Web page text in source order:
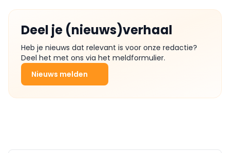
Deel je (nieuws)verhaal
Heb je nieuws dat relevant is voor onze redactie?
Deel het met ons via het meldformulier.
Nieuws melden